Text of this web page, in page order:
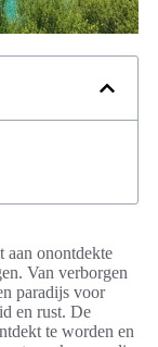
aan onontdekte
Van verborgen
paradijs voor
en rust. De
te worden en